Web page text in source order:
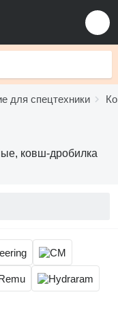
для спецтехники
ковш-дробилка